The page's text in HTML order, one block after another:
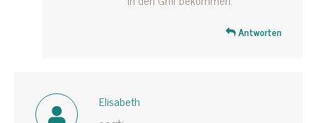
Antworten
Elisabeth